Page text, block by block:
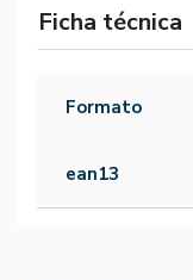
Ficha técnica
Formato
ean13